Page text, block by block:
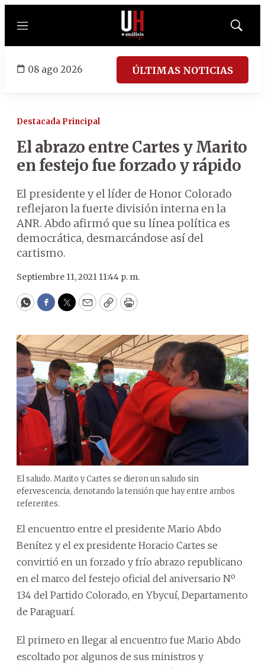
Menú
Mostrar
08 ago 2026 ÚLTIMAS NOTICIAS
Destacada Principal
El abrazo entre Cartes y Marito
en festejo fue forzado y rápido
El presidente y el líder de Honor Colorado
reflejaron la fuerte división interna en la
ANR. Abdo afirmó que su línea política es
democrática, desmarcándose así del
cartismo.
Septiembre 11, 2021 11:44 p. m.
WhatsApp
Facebook
Twitter
EmailCopyPrint
El saludo. Marito y Cartes se dieron un saludo sin
efervescencia, denotando la tensión que hay entre ambos
referentes.
El encuentro entre el presidente Mario Abdo
Benítez y el ex presidente Horacio Cartes se
convirtió en un forzado y frío abrazo republicano
en el marco del festejo oficial del aniversario Nº
134 del Partido Colorado, en Ybycuí, Departamento
de Paraguarí.
El primero en llegar al encuentro fue Mario Abdo
escoltado por algunos de sus ministros y